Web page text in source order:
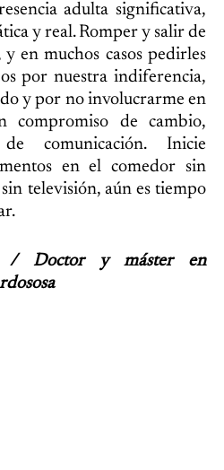
adulta significativa,
y real. Romper y salir de
en muchos casos pedirles
por nuestra indiferencia,
y por no involucrarme en
compromiso de cambio,
de comunicación. Inicie
en el comedor sin
televisión, aún es tiempo
/ Doctor y máster en